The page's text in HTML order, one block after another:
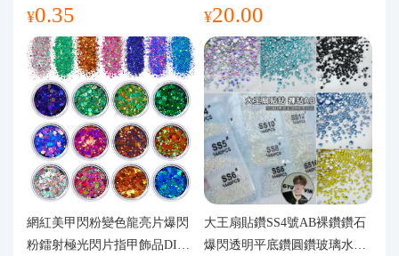
裝飾品
¥0.35
伽服女
¥20.00
網紅美甲閃粉變色龍亮片爆閃
粉鐳射極光閃片指甲飾品DIY
大王扇貼鑽SS4號AB裸鑽鑽石
爆閃透明平底鑽圓鑽玻璃水鑽